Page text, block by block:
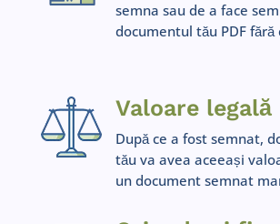
semna sau de a face
documentul tău PDF fără
Valoare legală
După ce a fost semnat,
tău va avea aceeași
un document semnat